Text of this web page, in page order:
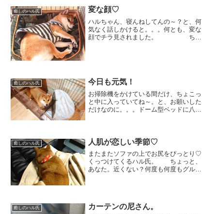
癒しのハル氏 変な顔♡
ハルちゃん、寝んねしてんの～？と、何
気なく話しかけると。。。何とも、変な
顔でチラ見されました。 ちょ
癒しのハル氏 今日も元気！
お掃除機をかけている間だけ、ちょこっ
と中に入っていてね～。と、お願いした
だけなのに。。。ドーム型ベッドに八つ
す。 『ドーム型ベッドとハ
ル』...
癒しのハル氏 人肌が恋しい季節♡
またまたソファの上でお尻をぴっとり♡
くっつけてくるハル氏。 ちょっと、
あなた。近くない？何度も何度もグルグ
癒しのハル氏 カーテンの尼さん。